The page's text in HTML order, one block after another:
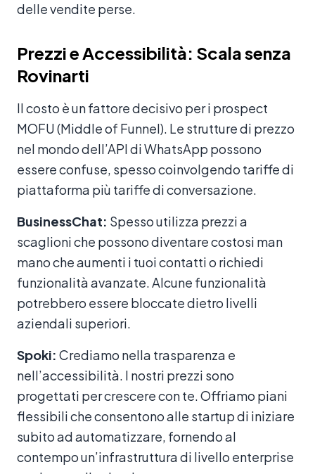
delle vendite perse.
Prezzi e Accessibilità: Scala senza
Rovinarti
Il costo è un fattore decisivo per i prospect
MOFU (Middle of Funnel). Le strutture di prezzo
nel mondo dell’API di WhatsApp possono
essere confuse, spesso coinvolgendo tariffe di
piattaforma più tariffe di conversazione.
BusinessChat: Spesso utilizza prezzi a
scaglioni che possono diventare costosi man
mano che aumenti i tuoi contatti o richiedi
funzionalità avanzate. Alcune funzionalità
potrebbero essere bloccate dietro livelli
aziendali superiori.
Spoki: Crediamo nella trasparenza e
nell’accessibilità. I nostri prezzi sono
progettati per crescere con te. Offriamo piani
flessibili che consentono alle startup di iniziare
subito ad automatizzare, fornendo al
contempo un’infrastruttura di livello enterprise